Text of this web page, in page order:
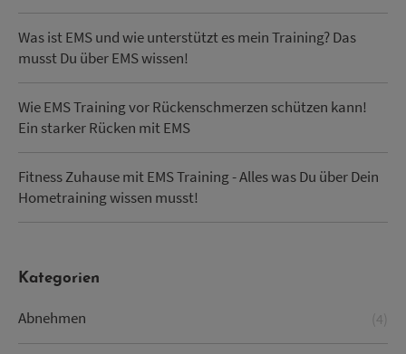
Was ist EMS und wie unterstützt es mein Training? Das
musst Du über EMS wissen!
Wie EMS Training vor Rückenschmerzen schützen kann!
Ein starker Rücken mit EMS
Fitness Zuhause mit EMS Training - Alles was Du über Dein
Hometraining wissen musst!
Kategorien
Abnehmen (4)